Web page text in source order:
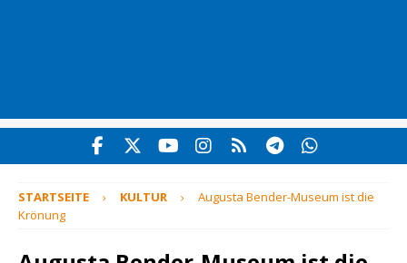
STARTSEITE KULTUR
Augusta Bender-Museum ist die
Krönung